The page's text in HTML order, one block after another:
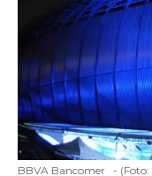
BBVA Bancomer - (Foto: